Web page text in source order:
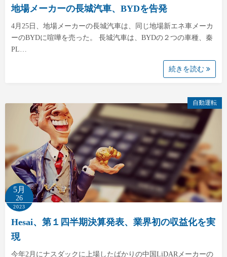
地場メーカーの長城汽車、BYDを告発
4月25日、地場メーカーの長城汽車は、同じ地場新エネ車メーカ
ーのBYDに喧嘩を売った。 長城汽車は、BYDの２つの車種、秦
PL…
続きを読む
自動運転
5月
26
2023
Hesai、第１四半期決算発表、業界初の収益化を実
現
今年2月にナスダックに上場したばかりの中国LiDARメーカーの